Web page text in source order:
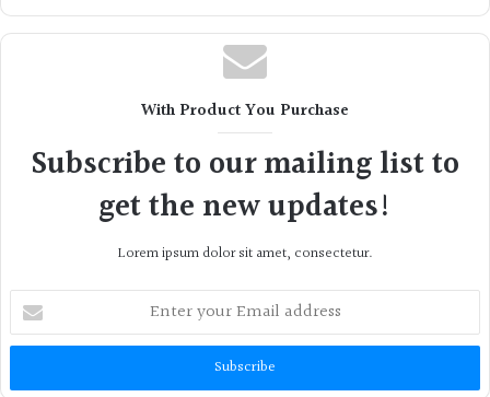
With Product You Purchase
Subscribe to our mailing list to
get the new updates!
Lorem ipsum dolor sit amet, consectetur.
Enter
your
Email